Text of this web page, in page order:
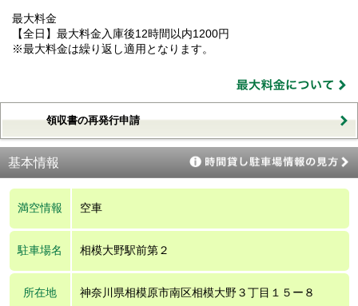
最大料金
【全日】最大料金入庫後12時間以内1200円
※最大料金は繰り返し適用となります。
領収書の再発行申請
基本情報
満空情報 空車
駐車場名 相模大野駅前第２
所在地 神奈川県相模原市南区相模大野３丁目１５ー８